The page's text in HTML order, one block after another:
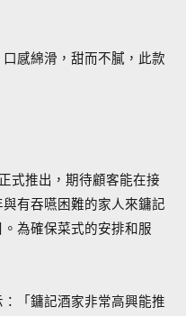
感綿滑，甜而不膩，此款
式推出，期待顧客能在接
有吞嚥困難的家人來鏞記
為確保菜式的安排和服
：「鏞記酒家非常高興能推